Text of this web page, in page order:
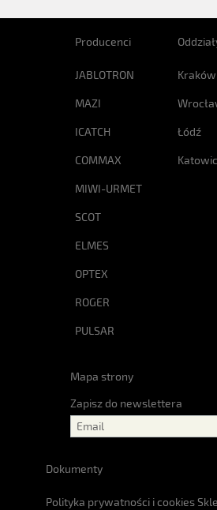
Producenci
JABLOTRON
MAZI
ICATCH
COMMAX
MIWI-URMET
SCOT
ELMES
OPTEX
ROGER
PULSAR
Łódź
Mapa strony
Zapisz do newslettera
Dokumenty
Polityka prywatności i cookies